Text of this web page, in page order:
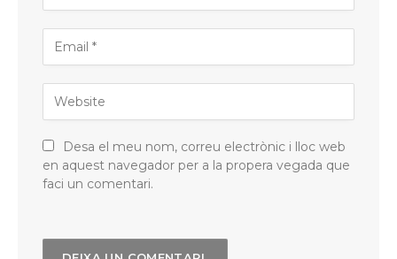
Desa el meu nom, correu electrònic i lloc web
en aquest navegador per a la propera vegada que
faci un comentari.